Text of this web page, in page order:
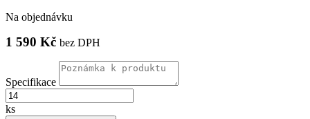
Na objednávku
1 590 Kč bez DPH
Specifikace
ks